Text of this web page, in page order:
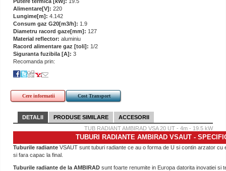
Alimentare[V]: 220
Lungime[m]: 4.142
Consum gaz G20[m3/h]: 1.9
Diametru racord gaze[mm]: 127
Material reflector: aluminiu
Racord alimentare gaz [toli]: 1/2
Siguranta fuzibila [A]: 3
Recomanda prin:
Cere informatii Cost Transport
DETALII PRODUSE SIMILARE
ACCESORII
TUB RADIANT AMBIRAD VSA 20 UT - 4m - 19.5 kW
TUBURI RADIANTE AMBIRAD VSAUT -
Tuburile radiante VSAUT sunt tuburi radiante ce au o forma de U si contin arzator cu
si fara capac la final.
Tuburile radiante de la AMBIRAD sunt foarte renumite in Europa datorita inovatiei si